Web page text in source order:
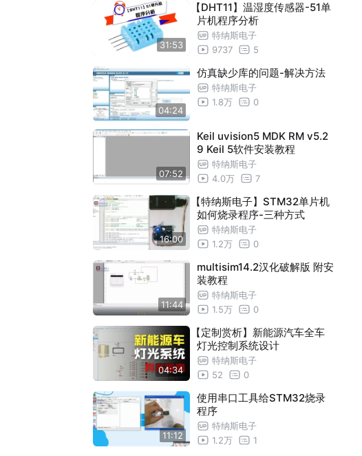
31:53
【DHT11】温湿度传感器-51单
片机程序分析
特纳斯电子
9737
5
04:24
仿真缺少库的问题-解决方法
特纳斯电子
1.8万
0
07:52
Keil uvision5 MDK RM v5.2
9 Keil 5软件安装教程
特纳斯电子
4.0万
7
16:00
【特纳斯电子】STM32单片机
如何烧录程序-三种方式
特纳斯电子
1.2万
0
11:44
multisim14.2汉化破解版 附安
装教程
特纳斯电子
1.5万
0
04:34
【定制赏析】新能源汽车全车
灯光控制系统设计
特纳斯电子
52
0
11:12
使用串口工具给STM32烧录
程序
特纳斯电子
1.2万
1